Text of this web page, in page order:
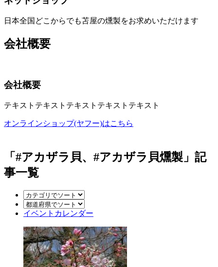
日本全国どこからでも苫屋の燻製をお求めいただけます
会社概要
会社概要
テキストテキストテキストテキストテキスト
オンラインショップ(ヤフー)はこちら
「#アカザラ貝、#アカザラ貝燻製」記
事一覧
イベントカレンダー